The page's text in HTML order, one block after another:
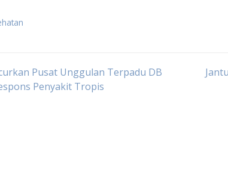
Pusat Unggulan Terpadu DB
Penyakit Tropis